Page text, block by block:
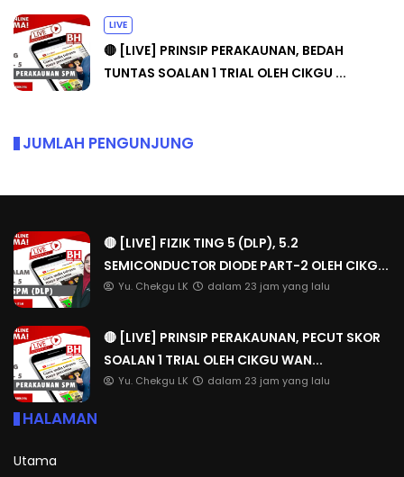
LIVE
🔴 [LIVE] PRINSIP PERAKAUNAN, BEDAH
TUNTAS SOALAN 1 TRIAL OLEH CIKGU ...
JUMLAH PENGUNJUNG
🔴 [LIVE] FIZIK TING 5 (DLP), 5.2
SEMICONDUCTOR DIODE PART-2 OLEH CIKG...
Yu. Chekgu LK dalam 23 jam yang lalu
🔴 [LIVE] PRINSIP PERAKAUNAN, PECUT SKOR
SOALAN 1 TRIAL OLEH CIKGU WAN...
Yu. Chekgu LK dalam 23 jam yang lalu
HALAMAN
Utama